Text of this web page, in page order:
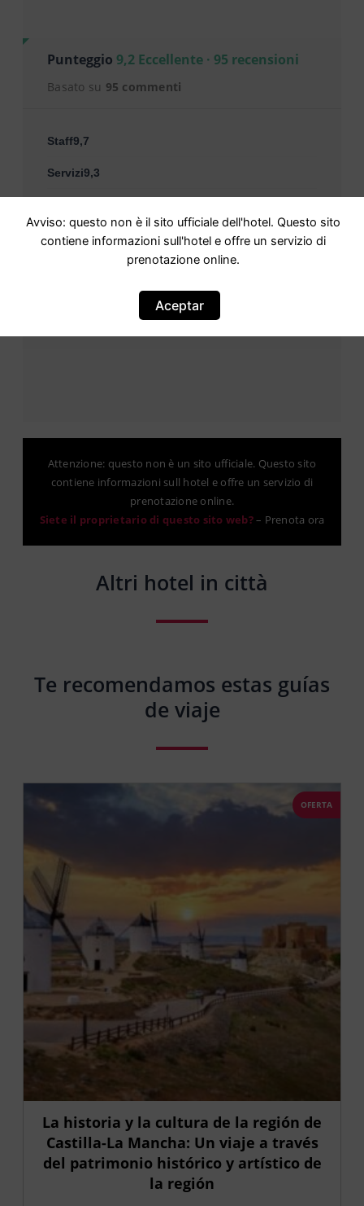
Punteggio 9,2 Eccellente · 95 recensioni
Basato su 95 commenti
Staff9,7
Servizi9,3
Comfort9,5
Rapporto qualità-prezzo9,3
Attenzione: questo non è un sito ufficiale. Questo sito
contiene informazioni sull hotel e offre un servizio di
prenotazione online.
Siete il proprietario di questo sito web?– Prenota ora
Altri hotel in città
Te recomendamos estas guías
de viaje
OFERTA
La historia y la cultura de la región de
Castilla-La Mancha: Un viaje a través
del patrimonio histórico y artístico de
la región
Avviso: questo non è il sito ufficiale dell'hotel. Questo sito
contiene informazioni sull'hotel e offre un servizio di
prenotazione online.
Aceptar